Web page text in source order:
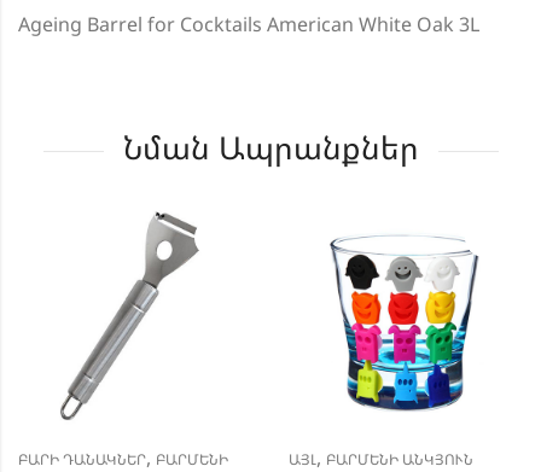
Ageing Barrel for Cocktails American White Oak 3L
Նման Ապրանքներ
ԲԱՐԻ ԴԱՆԱԿՆԵՐ, ԲԱՐՄԵՆԻ
ԱՅԼ, ԲԱՐՄԵՆԻ ԱՆԿՅՈՒՆ